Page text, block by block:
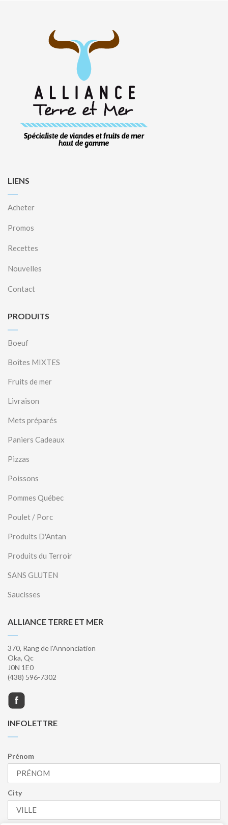
LIENS
Acheter
Promos
Recettes
Nouvelles
Contact
PRODUITS
Boeuf
Boîtes MIXTES
Fruits de mer
Livraison
Mets préparés
Paniers Cadeaux
Pizzas
Poissons
Pommes Québec
Poulet / Porc
Produits D'Antan
Produits du Terroir
SANS GLUTEN
Saucisses
ALLIANCE TERRE ET MER
370, Rang de l'Annonciation
Oka, Qc
J0N 1E0
(438) 596-7302
INFOLETTRE
Prénom
City